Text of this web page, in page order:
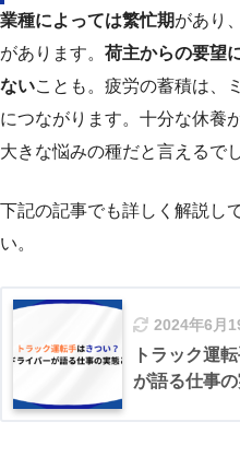
業種によっては繁忙期があり
があります。 荷主からの要望
ないことも。疲労の蓄積は、
につながります。十分な休養
大きな悩みの種だと言えるで
下記の記事でも詳しく解説し
い。
2024年6月
トラック運
が語る仕事